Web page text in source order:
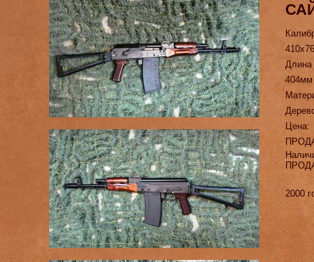
410х76
404мм
Цена:
2000